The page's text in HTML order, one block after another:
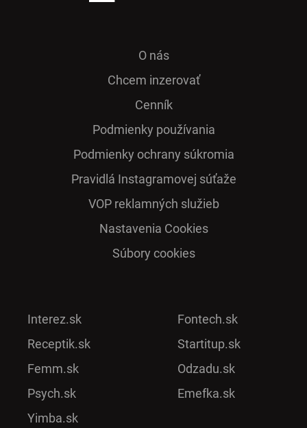
O nás
Chcem inzerovať
Cenník
Podmienky používania
Podmienky ochrany súkromia
Pra­vidlá Ins­ta­gra­mo­vej sú­ťaže
VOP reklamných služieb
Nastavenia Cookies
Súbory cookies
Interez.sk
Receptik.sk
Femm.sk
Psych.sk
Yimba.sk
Fontech.sk
Startitup.sk
Odzadu.sk
Emefka.sk